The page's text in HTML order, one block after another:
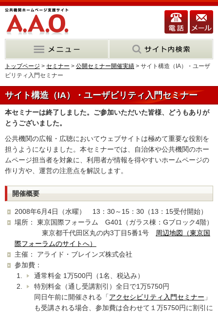
トップページ > セミナー > 公開セミナー開催実績 > サイト構造（IA）・ユーザ
ビリティ入門セミナー
サイト構造（IA）・ユーザビリティ入門セミナー
本セミナーは終了しました。ご参加いただいた皆様、どうもありが
とうございました。
公共機関の広報・広聴においてウェブサイトは極めて重要な役割を
担うようになりました。本セミナーでは、自治体や公共機関のホー
ムページ担当者を対象に、利用者が情報を得やすいホームページの
作り方や、運営の注意点を解説します。
開催概要
2008年6月4日（水曜） 13：30～15：30（13：15受付開始）
場所： 東京国際フォーラム G401（ガラス棟：Gブロック4階）
東京都千代田区丸の内3丁目5番1号
周辺地図（東京国
際フォーラムのサイトへ）
主催： アライド・ブレインズ株式会社
参加費：
通常料金 1万500円（1名、税込み）
特別料金（通し受講割引）全日で1万5750円
同日午前に開催される「アクセシビリティ入門セミナー 」
も受講される場合、参加費は合わせて１万5750円に割引に